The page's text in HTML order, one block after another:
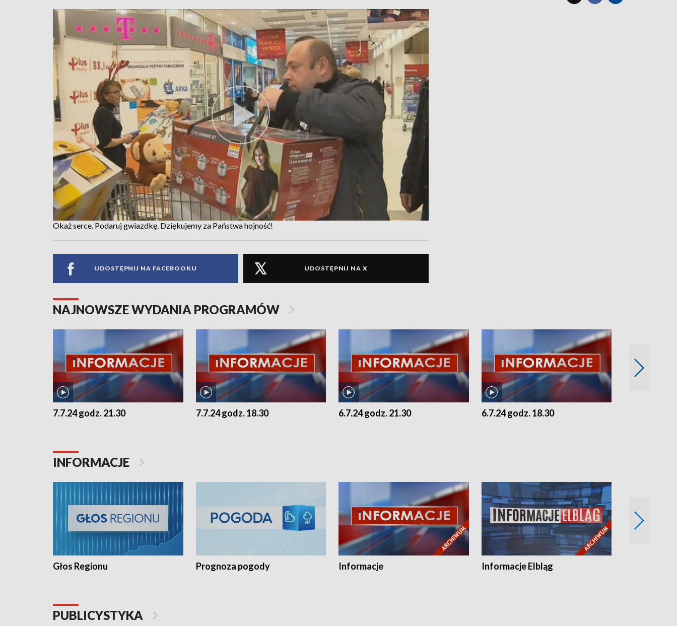
Okaż serce. Podaruj gwiazdkę. Dziękujemy za Państwa hojność!
UDOSTĘPNIJ NA FACEBOOKU UDOSTĘPNIJ NA X
NAJNOWSZE WYDANIA PROGRAMÓW
7.7.24 godz. 21.30 7.7.24 godz. 18.30 6.7.24 godz. 21.30 6.7.24 godz. 18.30
INFORMACJE
Głos Regionu Prognoza pogody Informacje Informacje Elbląg
PUBLICYSTYKA